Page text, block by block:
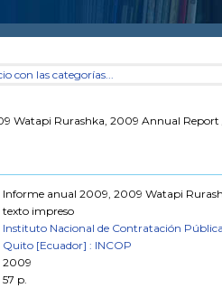
con las categorías...
Watapi Rurashka, 2009 Annual Report
Informe anual 2009, 2009 Watapi
texto impreso
Instituto Nacional de Contratación
Quito [Ecuador] : INCOP
2009
57 p.